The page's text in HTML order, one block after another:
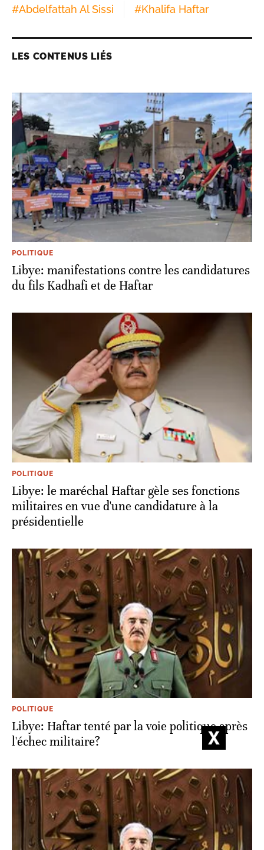
#Abdelfattah Al Sissi #Khalifa Haftar
LES CONTENUS LIÉS
POLITIQUE
Libye: manifestations contre les candidatures
du fils Kadhafi et de Haftar
POLITIQUE
Libye: le maréchal Haftar gèle ses fonctions
militaires en vue d'une candidature à la
présidentielle
POLITIQUE
Libye: Haftar tenté par la voie politique après
l'échec militaire?